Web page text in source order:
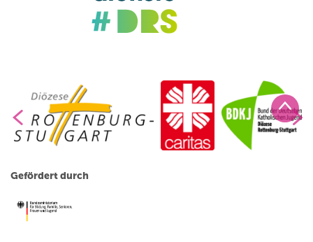
Gefördert durch